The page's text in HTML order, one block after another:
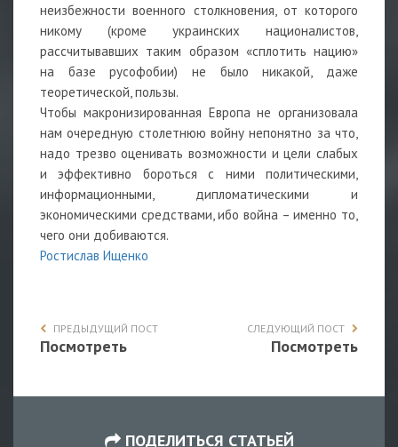
неизбежности военного столкновения, от которого
никому (кроме украинских националистов,
рассчитывавших таким образом «сплотить нацию»
на базе русофобии) не было никакой, даже
теоретической, пользы.
Чтобы макронизированная Европа не организовала
нам очередную столетнюю войну непонятно за что,
надо трезво оценивать возможности и цели слабых
и эффективно бороться с ними политическими,
информационными, дипломатическими и
экономическими средствами, ибо война – именно то,
чего они добиваются.
Ростислав Ищенко
ПРЕДЫДУЩИЙ ПОСТ
Посмотреть
СЛЕДУЮЩИЙ ПОСТ
Посмотреть
ПОДЕЛИТЬСЯ СТАТЬЕЙ